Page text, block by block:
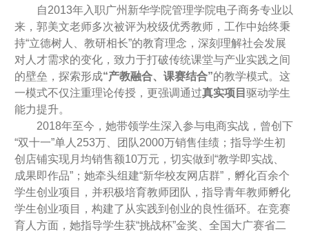
自2013年入职广州新华学院管理学院电子商务专业以
来，郭美文老师多次被评为校级优秀教师，工作中始终秉
持“立德树人、教研相长”的教育理念，深刻理解社会发展
对人才需求的变化，致力于打破传统课堂与产业实践之间
的壁垒，探索形成“产教融合、课赛结合”的教学模式。这
一模式不仅注重理论传授，更强调通过真实项目 驱动学生
能力提升。
2018年至今，她带领学生深入参与电商实战，曾创下
“双十一”单人253万、团队2000万销售佳绩；指导学生初
创店铺实现月均销售额10万元，切实做到“教学即实战、
成果即作品”；她牵头组建“新华校友网店群”，孵化百余个
学生创业项目，并积极培育教师团队，指导青年教师孵化
学生创业项目，构建了从实践到创业的良性循环。在竞赛
育人方面，她指导学生获“挑战杯”金奖、全国大广赛省二